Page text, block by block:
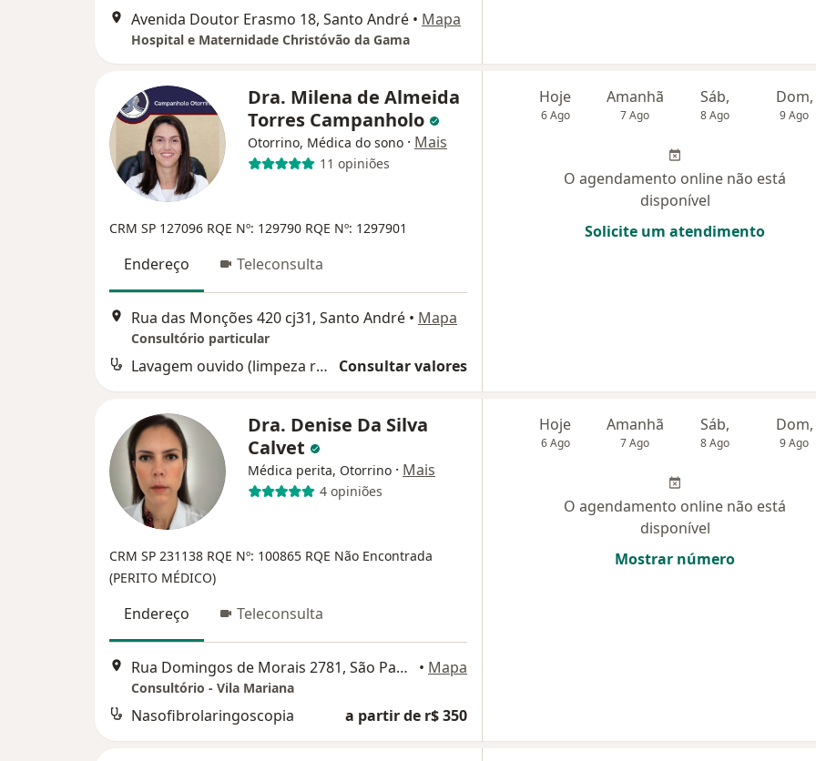
Avenida Doutor Erasmo 18, Santo André • Mapa
Hospital e Maternidade Christóvão da Gama
Dra. Milena de Almeida
Torres Campanholo
Otorrino, Médica do sono · Mais
11 opiniões
CRM SP 127096 RQE Nº: 129790 RQE Nº: 1297901
Endereço Teleconsulta
Rua das Monções 420 cj31, Santo André • Mapa
Consultório particular
Lavagem ouvido (limpeza rolha cerúmen) Consultar valores
Hoje
6 Ago
Amanhã
7 Ago
Sáb,
8 Ago
Dom,
9 Ago
O agendamento online não está
disponível
Solicite um atendimento
Dra. Denise Da Silva
Calvet
Médica perita, Otorrino · Mais
4 opiniões
CRM SP 231138 RQE Nº: 100865 RQE Não Encontrada
(PERITO MÉDICO)
Endereço Teleconsulta
Rua Domingos de Morais 2781, São Paulo • Mapa
Consultório - Vila Mariana
Nasofibrolaringoscopia a partir de r$ 350
Hoje
6 Ago
Amanhã
7 Ago
Sáb,
8 Ago
Dom,
9 Ago
O agendamento online não está
disponível
Mostrar número